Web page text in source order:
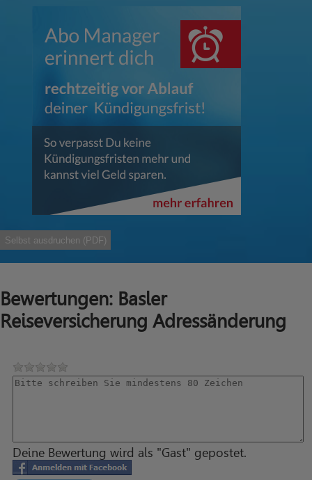
Selbst ausdruchen (PDF)
Bewertungen: Basler
Reiseversicherung Adressänderung
Deine Bewertung wird als "Gast" gepostet.